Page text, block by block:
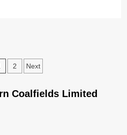
2 Next
Coalfields Limited